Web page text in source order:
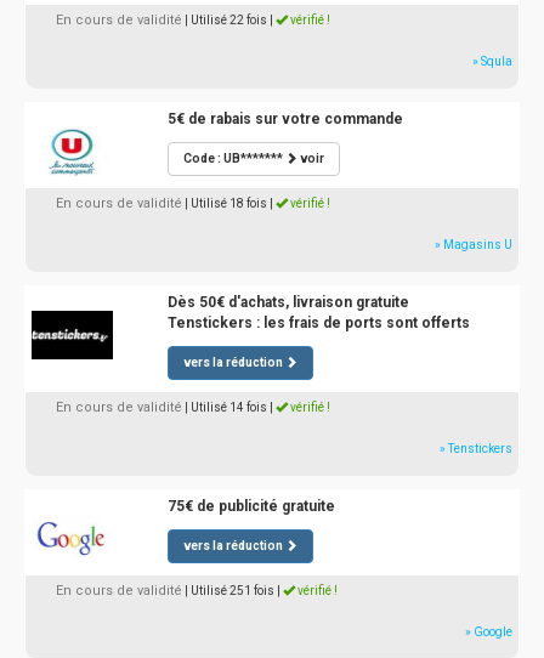
En cours de validité | Utilisé 22 fois vérifié !
» Squla
5€ de rabais sur votre commande
Code : UB******* voir
En cours de validité | Utilisé 18 fois vérifié !
» Magasins U
Dès 50€ d'achats, livraison gratuite
Tenstickers : les frais de ports sont offerts
vers la réduction
En cours de validité | Utilisé 14 fois vérifié !
» Tenstickers
75€ de publicité gratuite
vers la réduction
En cours de validité | Utilisé 251 fois vérifié !
» Google